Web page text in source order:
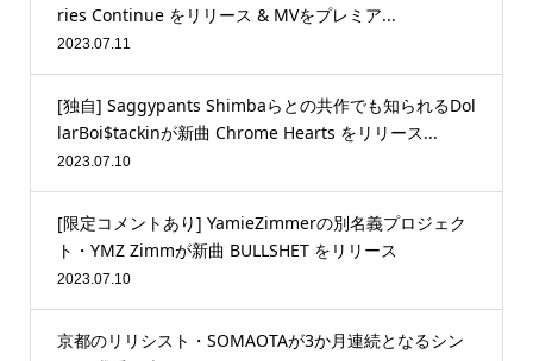
ries Continue をリリース & MVをプレミア...
2023.07.11
[独自] Saggypants Shimbaらとの共作でも知られるDol
larBoi$tackinが新曲 Chrome Hearts をリリース...
2023.07.10
[限定コメントあり] YamieZimmerの別名義プロジェク
ト・YMZ Zimmが新曲 BULLSHET をリリース
2023.07.10
京都のリリシスト・SOMAOTAが3か月連続となるシン